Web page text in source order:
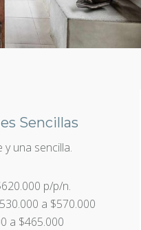
Sencillas
una sencilla.
p/p/n.
a $570.000
a $465.000